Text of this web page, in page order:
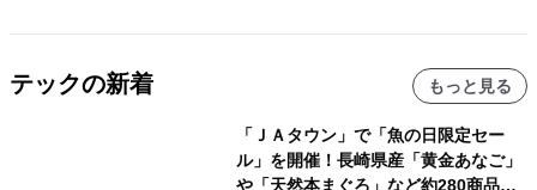
テックの新着 もっと見る
「ＪＡタウン」で「魚の日限定セー
ル」を開催！長崎県産「黄金あなご」
や「天然本まぐろ」など約280商品を